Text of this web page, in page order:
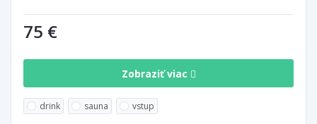
75 €
Zobraziť viac
drink sauna vstup